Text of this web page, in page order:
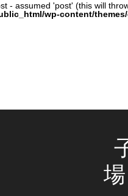
- assumed 'post' (this will
wp-content/